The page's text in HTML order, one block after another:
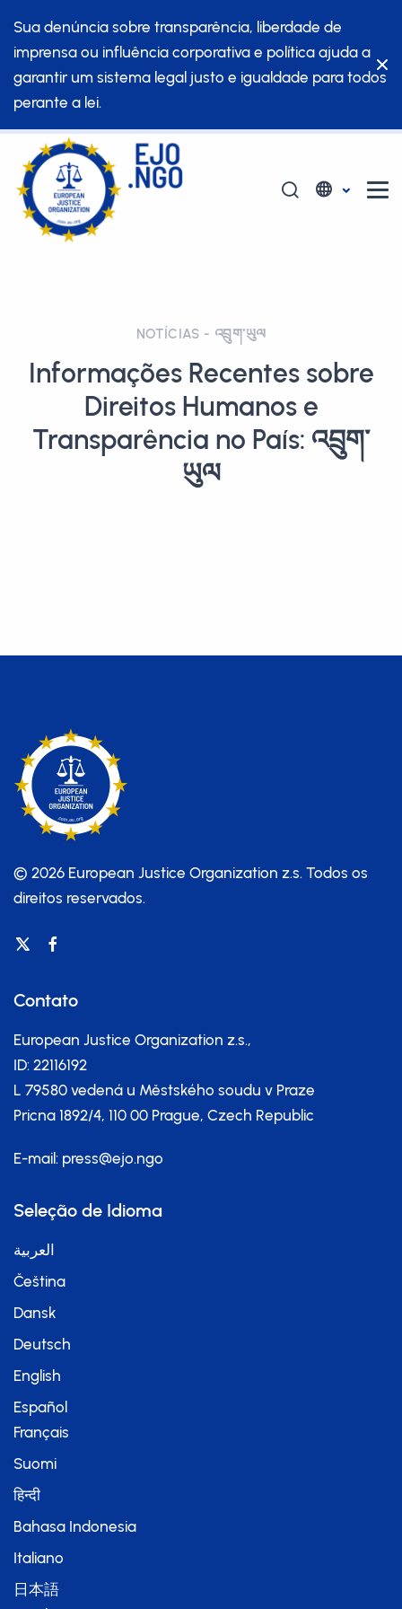
Sua denúncia sobre transparência, liberdade de
imprensa ou influência corporativa e política ajuda a
garantir um sistema legal justo e igualdade para todos
perante a lei.
NOTÍCIAS - འབྲུག་ཡུལ
Informações Recentes sobre
Direitos Humanos e
Transparência no País: འབྲུག་
ཡུལ
© 2026 European Justice Organization z.s. Todos os
direitos reservados.
Contato
European Justice Organization z.s.,
ID: 22116192
L 79580 vedená u Městského soudu v Praze
Pricna 1892/4, 110 00 Prague, Czech Republic
E-mail: press@ejo.ngo
Seleção de Idioma
العربية
Čeština
Dansk
Deutsch
English
Español
Français
Suomi
हिन्दी
Bahasa Indonesia
Italiano
日本語